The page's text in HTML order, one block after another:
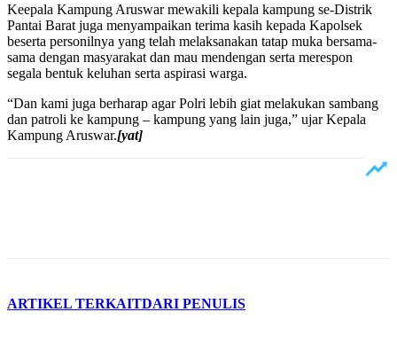
Keepala Kampung Aruswar mewakili kepala kampung se-Distrik
Pantai Barat juga menyampaikan terima kasih kepada Kapolsek
beserta personilnya yang telah melaksanakan tatap muka bersama-
sama dengan masyarakat dan mau mendengan serta merespon
segala bentuk keluhan serta aspirasi warga.
“Dan kami juga berharap agar Polri lebih giat melakukan sambang
dan patroli ke kampung – kampung yang lain juga,” ujar Kepala
Kampung Aruswar.[yat]
ARTIKEL TERKAITDARI PENULIS